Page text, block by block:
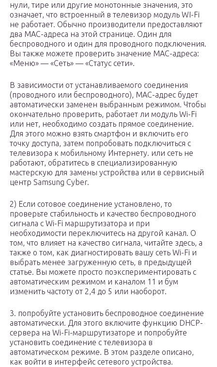
нули, тире или другие монотонные значения, это
означает, что встроенный в телевизор модуль WI-Fi
не работает. Обычно производители предоставляют
два MAC-адреса на этой странице. Один для
беспроводного и один для проводного подключения.
Вы также можете проверить значение MAC-адреса:
«Меню» — «Сеть» — «Статус сети».
В зависимости от устанавливаемого соединения
(проводного или беспроводного), MAC-адрес будет
автоматически заменен выбранным режимом. Чтобы
окончательно проверить, работает ли модуль Wi-Fi
или нет, необходимо создать прямое соединение.
Для этого можно взять смартфон и включить его
точку доступа, затем попробовать подключиться с
телевизора к мобильному Интернету. или сеть не
работают, обратитесь в специализированную
мастерскую для замены устройства или в сервисный
центр Samsung Cyber.
2) Если сотовое соединение установлено, то
проверьте стабильность и качество беспроводного
сигнала с Wi-Fi маршрутизатора и при
необходимости переключитесь на другой канал. О
том, что влияет на качество сигнала, читайте здесь, а
также о том, как диагностировать вашу сеть Wi-Fi и
выбрать менее загруженную сеть, в предыдущей
статье. Вы можете просто поэкспериментировать с
автоматическим режимом и каналом 11 и бум
изменить частоту от 2,4 до 5 или наоборот.
3. попробуйте установить беспроводное соединение
автоматически. Для этого включите функцию DHCP-
сервера на Wi-Fi-маршрутизаторе и попробуйте
установить соединение с телевизора в
автоматическом режиме. В этом разделе описано,
как войти в интерфейс сетевого устройства.